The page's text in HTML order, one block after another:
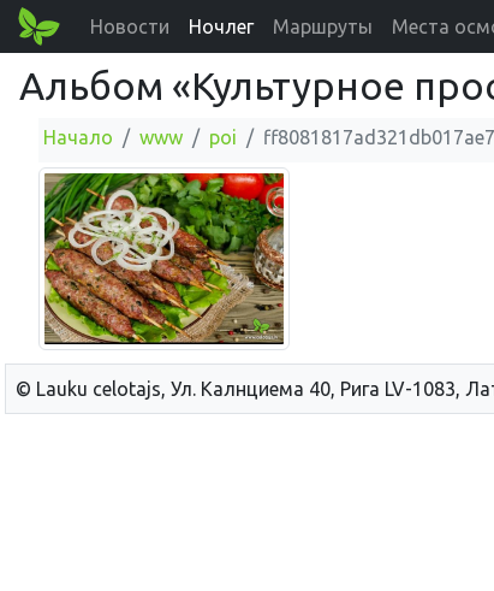
Новости Ночлег Маршруты Места
Альбом «Культурное
Начало www poi
© Lauku сelotajs, Ул. Калнциема 40, Рига LV-1083,